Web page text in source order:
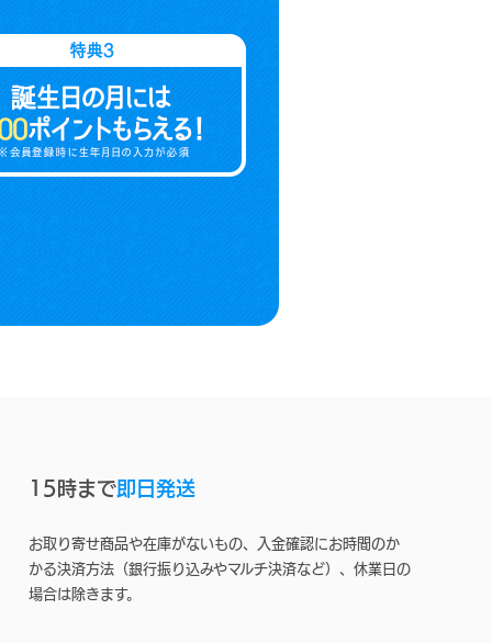
15時まで即日発送
お取り寄せ商品や在庫がないもの、入金確認にお時間のか
かる決済方法（銀行振り込みやマルチ決済など）、休業日の
場合は除きます。